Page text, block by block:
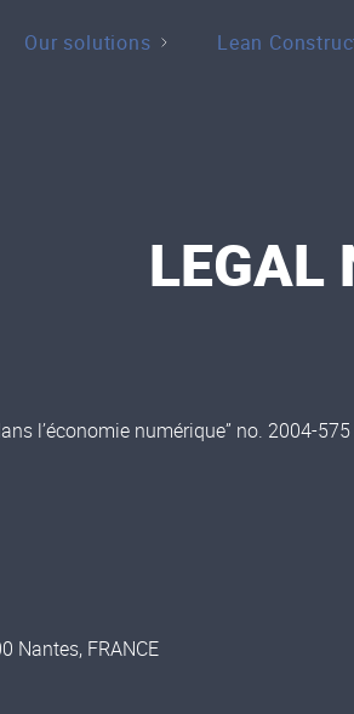
Our solutions Lean
LEGAL
l’économie numérique” no. 2004-
Nantes, FRANCE